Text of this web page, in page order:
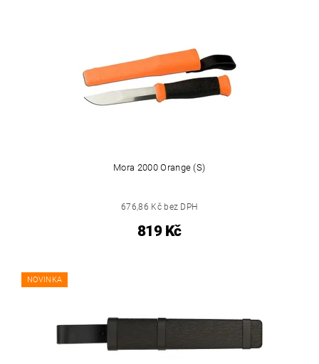
Mora 2000 Orange (S)
676,86 Kč bez DPH
819 Kč
NOVINKA